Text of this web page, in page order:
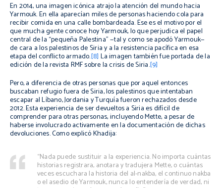
En 2014, una imagen icónica atrajo la atención del mundo hacia
Yarmouk. En ella aparecían miles de personas haciendo cola para
recibir comida en una calle bombardeada. Ese es el motivo por el
que mucha gente conoce hoy Yarmouk, lo que perjudica el papel
central de la “pequeña Palestina” —tal y como se apodó Yarmouk—
de cara a los palestinos de Siria y a la resistencia pacífica en esa
etapa del conflicto armado.[8] La imagen también fue portada de la
edición de la revista RMF sobre la crisis de Siria.[9]
Pero, a diferencia de otras personas que por aquel entonces
buscaban refugio fuera de Siria, los palestinos que intentaban
escapar al Líbano, Jordania y Turquía fueron rechazados desde
2012. Esta experiencia de ser devueltos a Siria es difícil de
comprender para otras personas, incluyendo Mette, a pesar de
haberse involucrado activamente en la documentación de dichas
devoluciones. Como explicó Khadija:
“Nada puede sustituir a la experiencia. No importa cuántas
historias registrara, anotara y tradujera Mette, o cuántas
veces escuchara la historia del al-nakba, el continuo nakba
o el asedio de Yarmouk, nunca lo entendería de verdad, ni